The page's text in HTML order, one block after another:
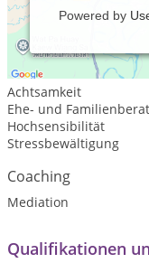
Powered by
Leistungsspektrum:
Psychologische
Achtsamkeit
Ehe- und
Hochsensibilität
Stressbewältigung
Coaching
Mediation
Qualifikationen